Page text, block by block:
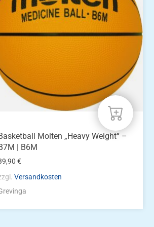
Optionen
Produktseite
gewählt
Molten „Heavy Weight“ –
| B6M
€
Versandkosten